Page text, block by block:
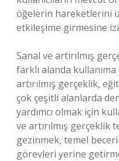
öğelerin hareketlerini
etkileşime girmesine
Sanal ve artırılmış
farklı alanda
artırılmış gerçeklik,
çok çeşitli alanlarda
yardımcı olmak için
ve artırılmış
gezinmek, temel
görevleri yerine